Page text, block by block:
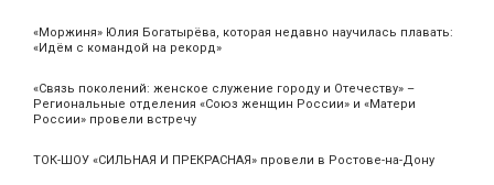
«Моржиня» Юлия Богатырёва, которая недавно научилась плавать:
«Идём с командой на рекорд»
«Связь поколений: женское служение городу и Отечеству» –
Региональные отделения «Союз женщин России» и «Матери
России» провели встречу
ТОК-ШОУ «СИЛЬНАЯ И ПРЕКРАСНАЯ» провели в Ростове-на-Дону